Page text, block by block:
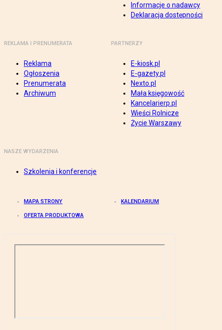
Informacje o nadawcy
Deklaracja dostępności
REKLAMA I PRENUMERATA
Reklama
Ogłoszenia
Prenumerata
Archiwum
PARTNERZY
E-kiosk.pl
E-gazety.pl
Nexto.pl
Mała księgowość
Kancelarierp.pl
Wieści Rolnicze
Życie Warszawy
NASZE WYDARZENIA
Szkolenia i konferencje
MAPA STRONY KALENDARIUM
OFERTA PRODUKTOWA